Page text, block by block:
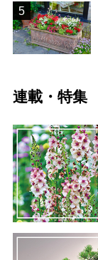
5
連載・特集